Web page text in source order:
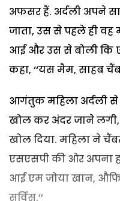
अफसर हैं. अर्दली अपने
जाता, उस से पहले ही
आई और उस से बोली कि
कहा, ‘‘यस मैम, साहब
आगंतुक महिला अर्दली
खोल कर अंदर जाने
खोल दिया. महिला ने
एसएसपी की ओर अपना
आई एम जोया खान,
सर्विस.’’